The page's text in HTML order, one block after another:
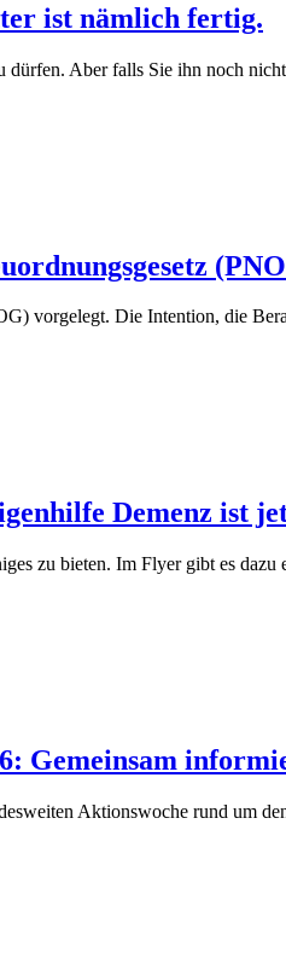
ist nämlich fertig.
Aber falls Sie ihn noch
vorgelegt. Die Intention, die
Demenz ist
zu bieten. Im Flyer gibt es
Gemeinsam
Aktionswoche rund um